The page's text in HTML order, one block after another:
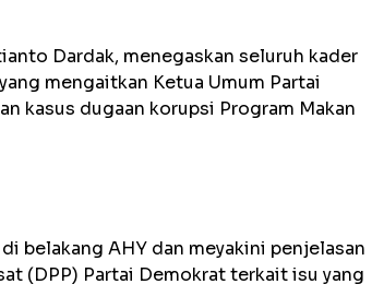
Dardak, menegaskan seluruh kader
mengaitkan Ketua Umum Partai
kasus dugaan korupsi Program Makan
belakang AHY dan meyakini penjelasan
(DPP) Partai Demokrat terkait isu yang